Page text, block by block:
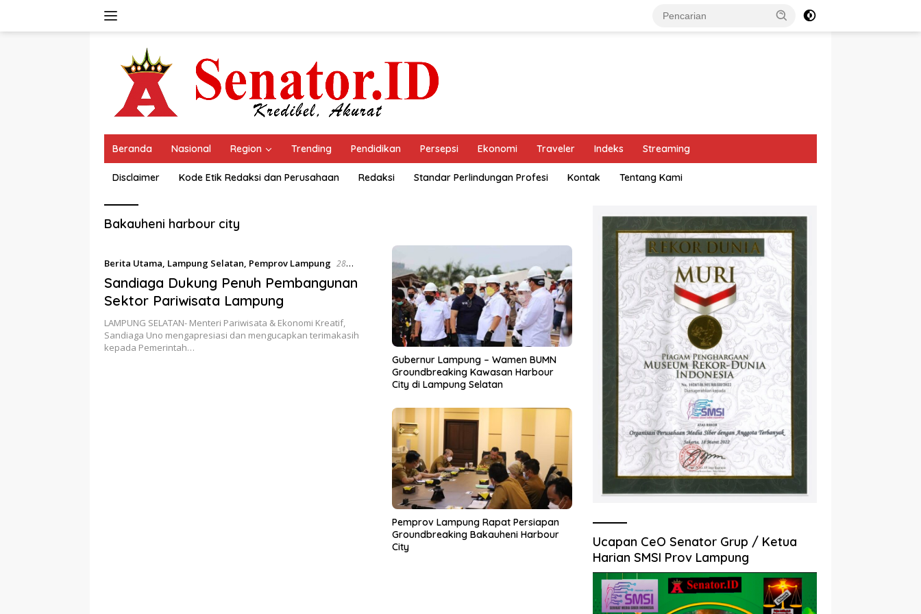
Beranda Nasional Region Trending Pendidikan Persepsi Ekonomi Traveler Indeks Streaming
Disclaimer Kode Etik Redaksi dan Perusahaan Redaksi Standar Perlindungan Profesi Kontak Tentang Kami
Bakauheni harbour city
Berita Utama, Lampung Selatan, Pemprov Lampung 28
Agustus 2022
Sandiaga Dukung Penuh Pembangunan
Sektor Pariwisata Lampung
LAMPUNG SELATAN- Menteri Pariwisata & Ekonomi Kreatif,
Sandiaga Uno mengapresiasi dan mengucapkan terimakasih
kepada Pemerintah…
Gubernur Lampung – Wamen BUMN
Groundbreaking Kawasan Harbour
City di Lampung Selatan
Pemprov Lampung Rapat Persiapan
Groundbreaking Bakauheni Harbour
City
Ucapan CeO Senator Grup / Ketua
Harian SMSI Prov Lampung